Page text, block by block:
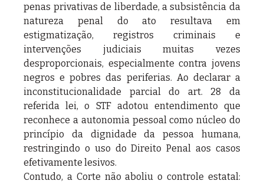
penas privativas de liberdade, a subsistência da
natureza penal do ato resultava em
estigmatização, registros criminais e
intervenções judiciais muitas vezes
desproporcionais, especialmente contra jovens
negros e pobres das periferias. Ao declarar a
inconstitucionalidade parcial do art. 28 da
referida lei, o STF adotou entendimento que
reconhece a autonomia pessoal como núcleo do
princípio da dignidade da pessoa humana,
restringindo o uso do Direito Penal aos casos
efetivamente lesivos.
Contudo, a Corte não aboliu o controle estatal: